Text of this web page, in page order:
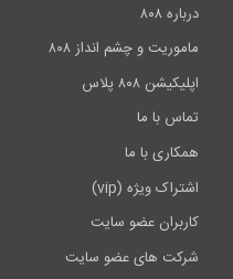
درباره ۸۰۸
ماموریت و چشم انداز ۸۰۸
اپلیکیشن ۸۰۸ پلاس
تماس با ما
همکاری با ما
اشتراک ویژه (vip)
کاربران عضو سایت
شرکت های عضو سایت